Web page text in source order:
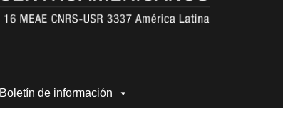
Boletín de información